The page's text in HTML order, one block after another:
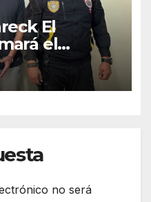
El
el
suspendido
de este
no será